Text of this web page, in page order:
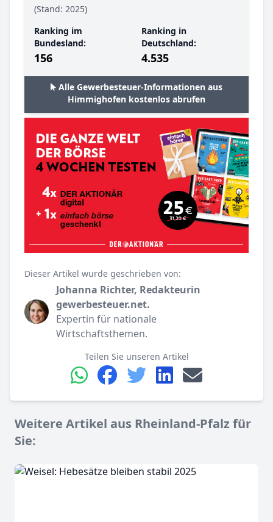
(Stand: 2025)
Ranking im
Bundesland:
156
Ranking in
Deutschland:
4.535
Alle Gewerbesteuer-Informationen aus
Himmighofen kostenlos abrufen
Dieser Artikel wurde geschrieben von:
Johanna Richter, Redakteurin
gewerbesteuer.net.
Expertin für nationale
Wirtschaftsthemen.
Teilen Sie unseren Artikel
Weitere Artikel aus Rheinland-Pfalz für
Sie: